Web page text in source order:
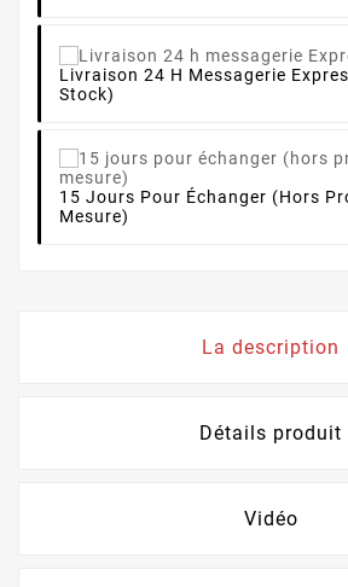
Livraison 24 H Messagerie
Stock)
15 Jours Pour Échanger (hors
Mesure)
La description
Détails produit
Vidéo